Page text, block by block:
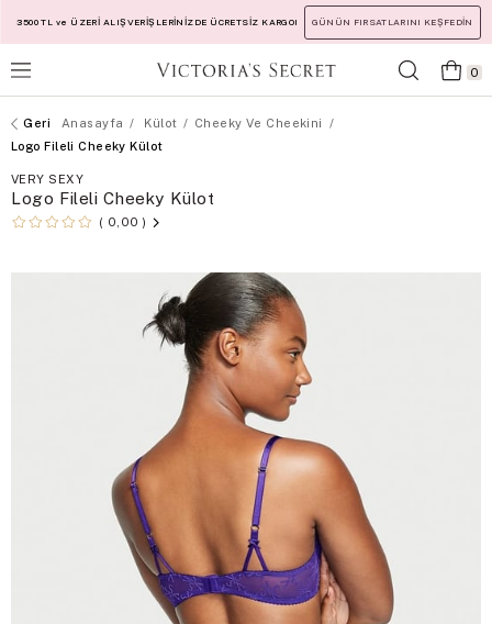
3500 TL ve ÜZERİ ALIŞVERİŞLERİNİZDE ÜCRETSİZ KARGO! GÜNÜN FIRSATLARINI KEŞFEDİN
0
Anasayfa Külot
Cheeky Ve Cheekini
Logo Fileli Cheeky Külot
VERY SEXY
Logo Fileli Cheeky Külot
0,00